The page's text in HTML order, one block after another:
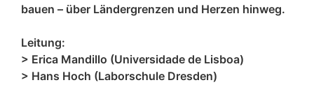
bauen – über Ländergrenzen und Herzen hinweg.
Leitung:
> Erica Mandillo (Universidade de Lisboa)
> Hans Hoch (Laborschule Dresden)